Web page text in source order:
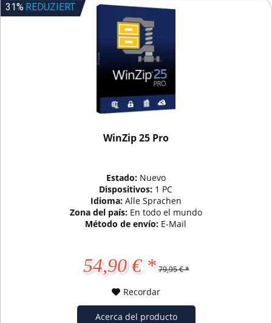
31% REDUZIERT
WinZip 25 Pro
Estado: Nuevo
Dispositivos: 1 PC
Idioma: Alle Sprachen
Zona del país: En todo el mundo
Método de envío: E-Mail
54,90 € * 79,95 € *
Recordar
Acerca del producto